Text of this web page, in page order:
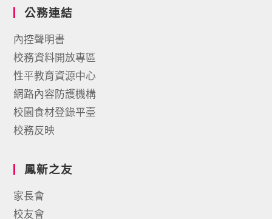
公務連結
內控聲明書
校務資料開放專區
性平教育資源中心
網路內容防護機構
校園食材登錄平臺
校務反映
鳳新之友
家長會
校友會